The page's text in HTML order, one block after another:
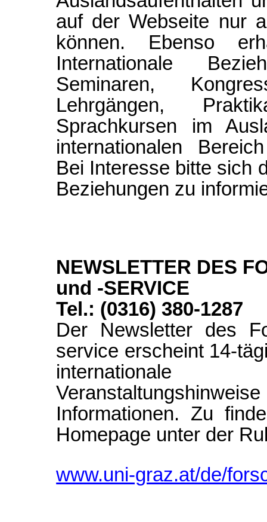
auf der Webseite nur
können. Ebenso
Internationale
Seminaren,
Lehrgängen,
Sprachkursen im
internationalen
Bei Interesse bitte sich
Beziehungen zu
NEWSLETTER DES
und -SERVICE
Tel.: (0316) 380-1287
Der Newsletter des
service erscheint 14-
internationale
Informationen. Zu
Homepage unter der
www.uni-graz.at/de/